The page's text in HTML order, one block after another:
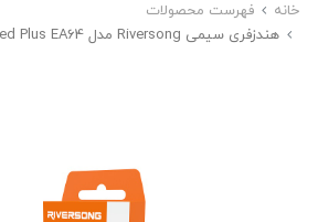
خانه
فهرست محصولات
هندزفری سیمی Riversong مدل Seed Plus EA64